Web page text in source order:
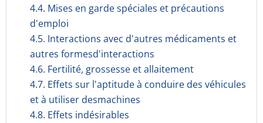
4.4. Mises en garde spéciales et précautions
d'emploi
4.5. Interactions avec d'autres médicaments et
autres formesd'interactions
4.6. Fertilité, grossesse et allaitement
4.7. Effets sur l'aptitude à conduire des véhicules
et à utiliser desmachines
4.8. Effets indésirables